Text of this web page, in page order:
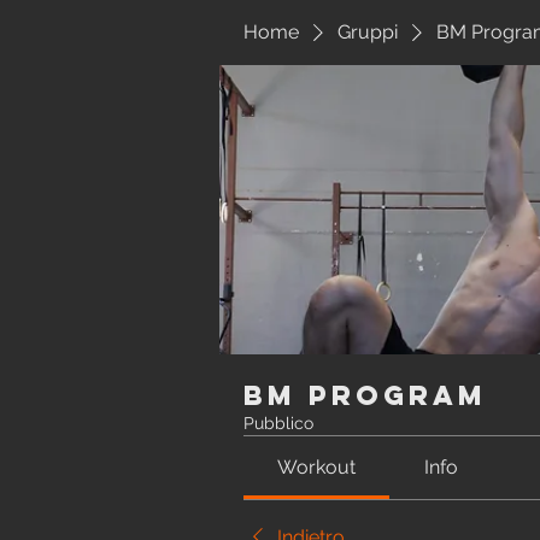
Home Gruppi BM
BM Program
Pubblico
Workout Info